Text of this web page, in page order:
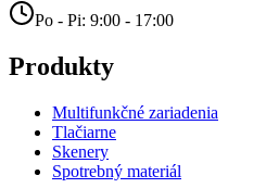
Po - Pi: 9:00 - 17:00
Produkty
Multifunkčné zariadenia
Tlačiarne
Skenery
Spotrebný materiál